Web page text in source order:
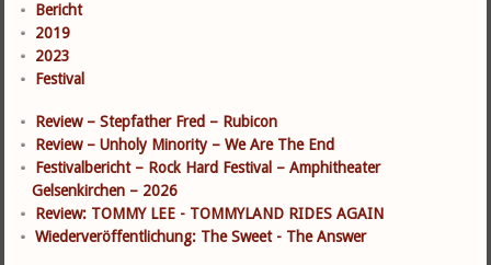
Bericht
2019
2023
Festival
Review – Stepfather Fred – Rubicon
Review – Unholy Minority – We Are The End
Festivalbericht – Rock Hard Festival – Amphitheater
Gelsenkirchen – 2026
Review: TOMMY LEE - TOMMYLAND RIDES AGAIN
Wiederveröffentlichung: The Sweet - The Answer